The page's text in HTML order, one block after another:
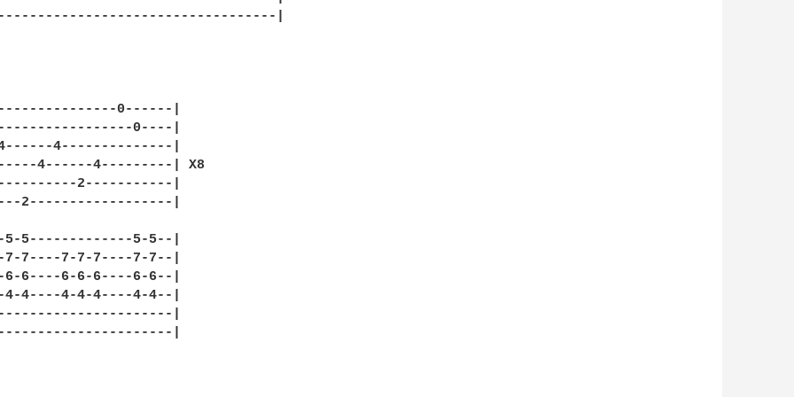
|
0------|
0----|
4--------------|
4------4---------| X8
2-----------|
2------------------|
5-------------5-5--|
7----7-7-7----7-7--|
6----6-6-6----6-6--|
4----4-4-4----4-4--|
|
|